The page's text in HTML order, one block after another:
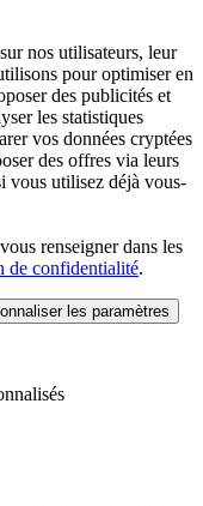
nos utilisateurs, leur
pour optimiser en
des publicités et
les statistiques
vos données cryptées
des offres via leurs
vous utilisez déjà vous-
renseigner dans les
de confidentialité.
les paramètres